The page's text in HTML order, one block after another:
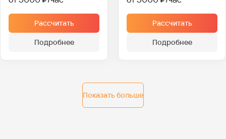
Рассчитать
Подробнее
Рассчитать
Подробнее
Показать больше